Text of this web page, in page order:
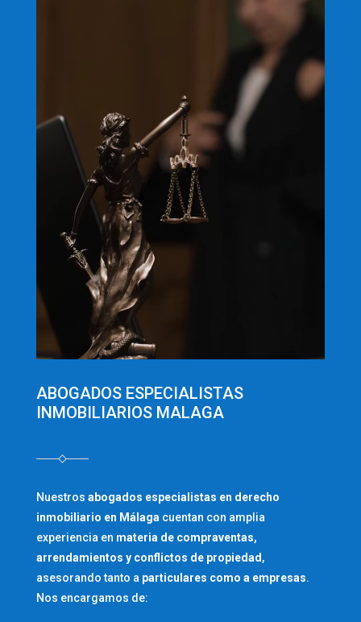
ABOGADOS ESPECIALISTAS
INMOBILIARIOS MALAGA
Nuestros abogados especialistas en derecho
inmobiliario en Málaga cuentan con amplia
experiencia en materia de compraventas,
arrendamientos y conflictos de propiedad ,
asesorando tanto a particulares como a empresas.
Nos encargamos de: